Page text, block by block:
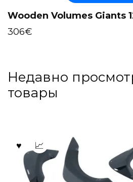
Wooden Volumes Giants
306€
Недавно
товары